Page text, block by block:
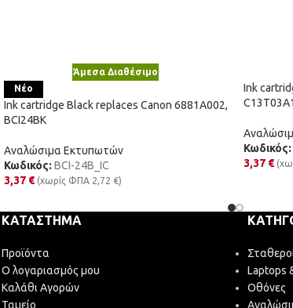
Άμεσα Διαθέσιμο
Νέο
Ink cartridge Black replaces Canon 6881A002,
BCI24BK
Αναλώσιμα Εκτυπωτών
Κωδικός: BCI-24B_IC
3,37 € (χωρίς ΦΠΑ 2,72 €)
Ink
Κωδικός:
3,37 €
ΚΑΤΆΣΤΗΜΑ
Προϊόντα
Ο λογαριασμός μου
Καλάθι Αγορών
Ταμείο
Laptops
Οθόνες